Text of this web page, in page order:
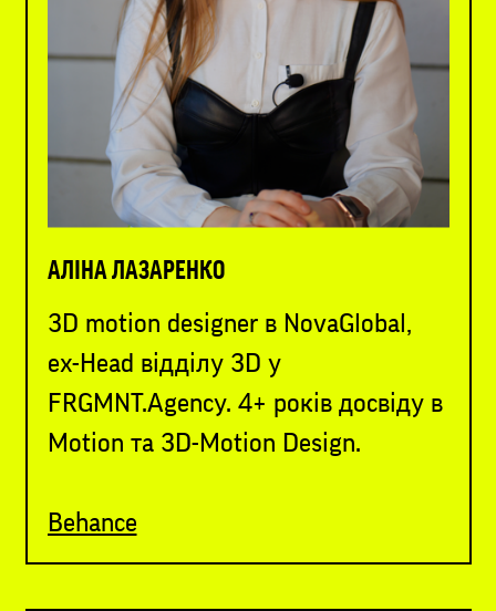
АЛІНА ЛАЗАРЕНКО
3D motion designer в NovaGlobal,
ex-Head відділу 3D у
FRGMNT.Agency. 4+ років досвіду в
Motion та 3D-Motion Design.
Behance